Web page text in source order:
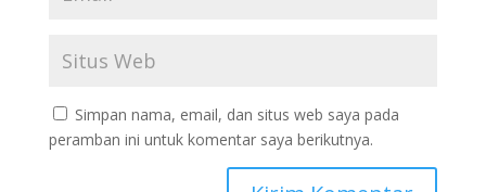
Simpan nama, email, dan situs web saya pada
peramban ini untuk komentar saya berikutnya.